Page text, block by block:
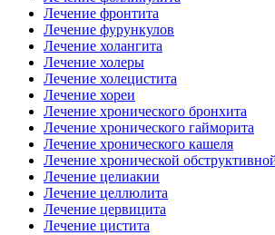
Лечение фронтита
Лечение фурункулов
Лечение холангита
Лечение холеры
Лечение холецистита
Лечение хореи
Лечение хронического бронхита
Лечение хронического гайморита
Лечение хронического кашеля
Лечение хронической
Лечение целиакии
Лечение целлюлита
Лечение цервицита
Лечение цистита